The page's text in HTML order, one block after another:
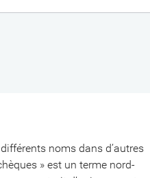
noms dans d’autres
» est un terme nord-